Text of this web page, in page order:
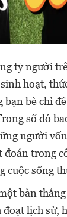
tỷ người
hoạt,
bạn bè chỉ
số đó
người
trong
cuộc sống
bàn
lịch sử,